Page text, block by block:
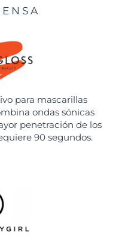
para mascarillas
ondas sónicas
penetración de los
90 segundos.